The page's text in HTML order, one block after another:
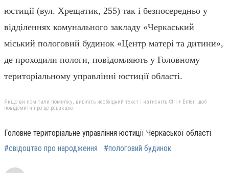
юстиції (вул. Хрещатик, 255) так і безпосередньо у
відділеннях комунального закладу «Черкаський
міський пологовий будинок «Центр матері та дитини»,
де проходили пологи, повідомляють у Головному
територіальному управлінні юстиції області.
Якщо ви помітили помилку, виділіть необхідний текст і натисніть Ctrl + Enter, щоб
повідомити про це редакцію
Головне територіальне управління юстиції Черкаської області
#свідоцтво про народження
#пологовий будинок